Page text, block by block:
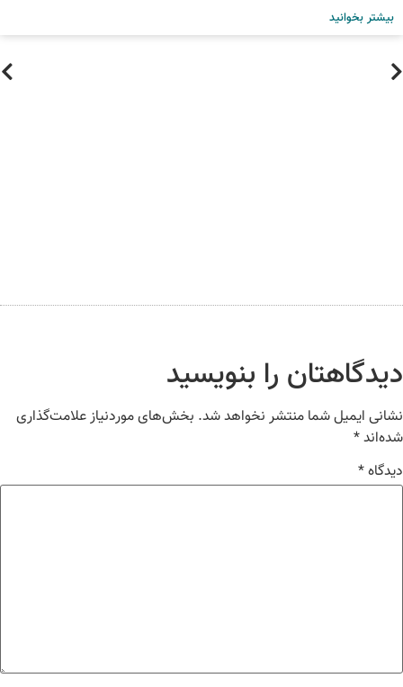
بیشتر بخوانید
را بنویسید
ایمیل شما منتشر نخواهد شد.بخش‌های موردنیاز علامت‌گذاری
*
*